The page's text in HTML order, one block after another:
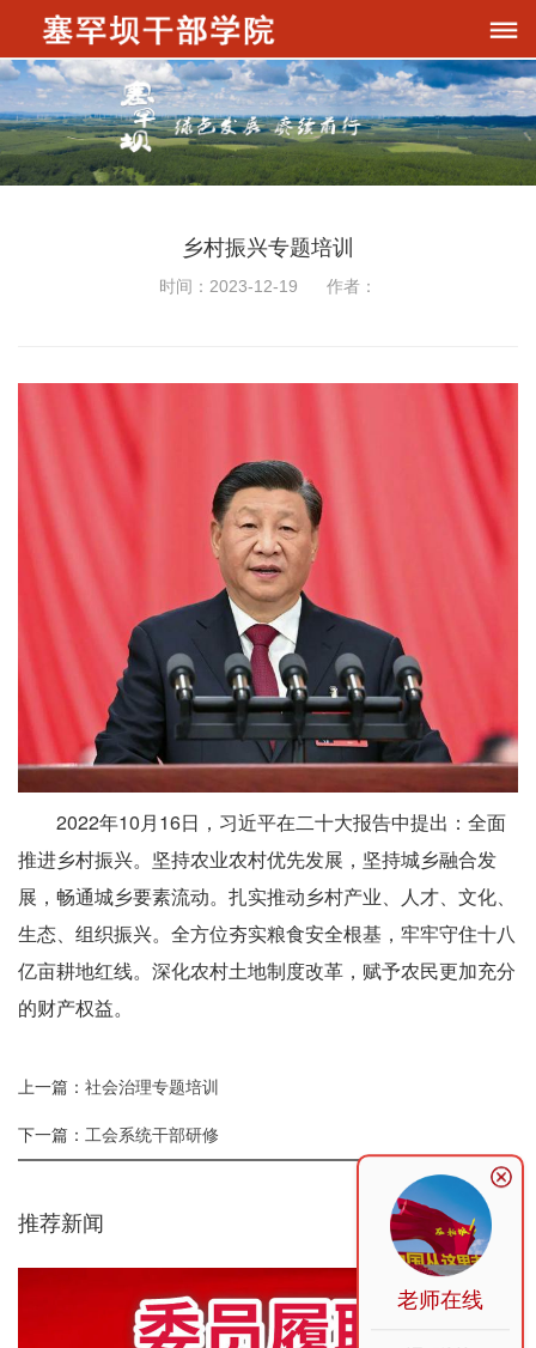
乡村振兴专题培训
时间：2023-12-19 作者：
2022年10月16日，习近平在二十大报告中提出：全面
推进乡村振兴。坚持农业农村优先发展，坚持城乡融合发
展，畅通城乡要素流动。扎实推动乡村产业、人才、文化、
生态、组织振兴。全方位夯实粮食安全根基，牢牢守住十八
亿亩耕地红线。深化农村土地制度改革，赋予农民更加充分
的财产权益。
上一篇： 社会治理专题培训
下一篇： 工会系统干部研修
推荐新闻
老师在线